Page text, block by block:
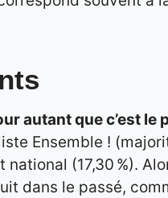
autant que c’est le
Ensemble !
(17,30 %).
dans le passé,